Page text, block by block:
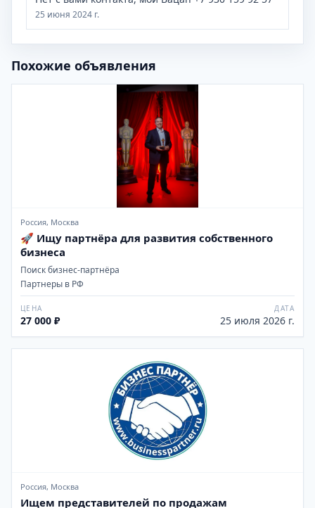
25 июня 2024 г.
Похожие объявления
Россия, Москва
🚀 Ищу партнёра для развития собственного
бизнеса
Поиск бизнес-партнёра
Партнеры в РФ
ЦЕНА
27 000 ₽
ДАТА
25 июля 2026 г.
Россия, Москва
Ищем представителей по продажам